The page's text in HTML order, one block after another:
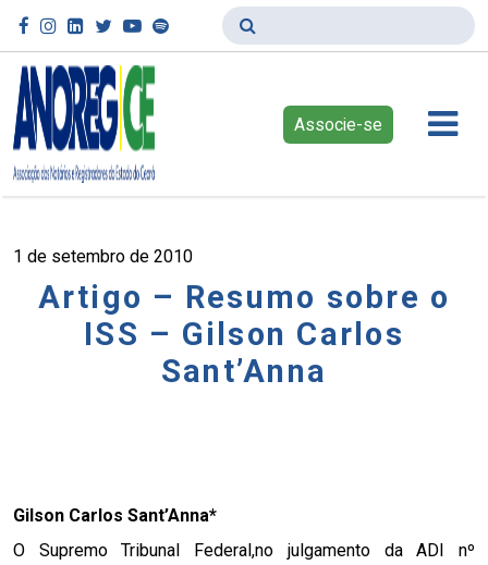
Associe-se
1 de setembro de 2010
Artigo – Resumo sobre o
ISS – Gilson Carlos
Sant’Anna
Gilson Carlos Sant’Anna*
O Supremo Tribunal Federal,no julgamento da ADI nº